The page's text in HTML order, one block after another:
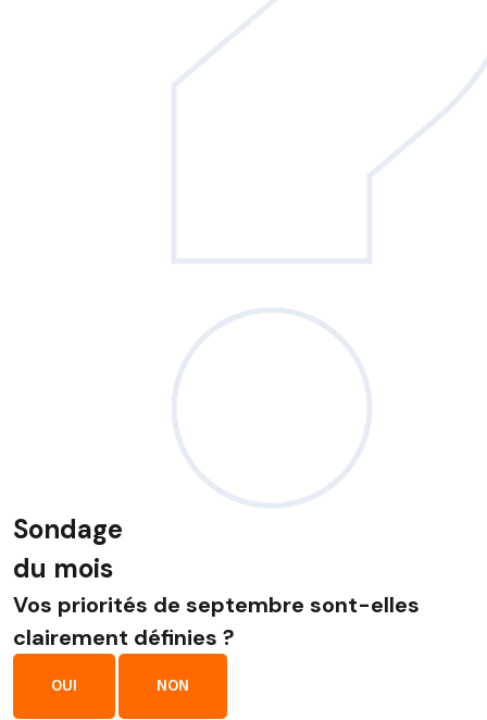
Sondage
du mois
Vos priorités de septembre sont-elles
clairement définies ?
OUI NON